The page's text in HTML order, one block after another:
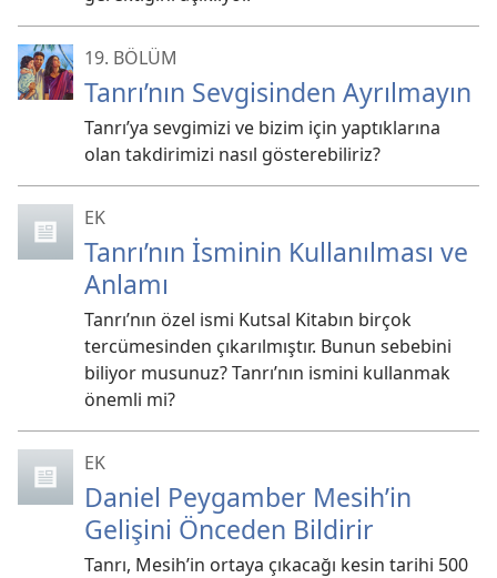
19. BÖLÜM
Tanrı’nın Sevgisinden Ayrılmayın
Tanrı’ya sevgimizi ve bizim için yaptıklarına
olan takdirimizi nasıl gösterebiliriz?
EK
Tanrı’nın İsminin Kullanılması ve
Anlamı
Tanrı’nın özel ismi Kutsal Kitabın birçok
tercümesinden çıkarılmıştır. Bunun sebebini
biliyor musunuz? Tanrı’nın ismini kullanmak
önemli mi?
EK
Daniel Peygamber Mesih’in
Gelişini Önceden Bildirir
Tanrı, Mesih’in ortaya çıkacağı kesin tarihi 500